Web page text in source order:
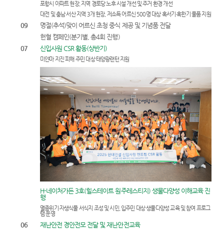
포항시 아파트 현장, 지역 경로당 노후 시설 개선 및 주거 환경 개선
대전 및 충남 서산 지역 3개 현장, 저소득 어르신 500명 대상 혹서기·혹한기 물품 지원
09
명절(추석)맞이 어르신 초청 중식 제공 및 기념품 전달
헌혈 캠페인(분기별, 총4회 진행)
07
신입사원 CSR 활동(상반기)
미얀마 지진 피해 주민 대상 태양광랜턴 지원
H-네이처가든 3호(힐스테이트 원주레스티지) 생물다양성 이해교육 진
행
멸종위기·자생식물 서식지 조성 및 시민, 입주민 대상 생물다양성 교육 및 참여 프로그
램 운영
06 재난안전 경안전모 전달 및 재난안전교육